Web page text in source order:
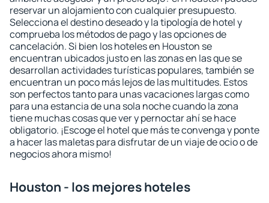
reservar un alojamiento con cualquier presupuesto.
Selecciona el destino deseado y la tipología de hotel y
comprueba los métodos de pago y las opciones de
cancelación. Si bien los hoteles en Houston se
encuentran ubicados justo en las zonas en las que se
desarrollan actividades turísticas populares, también se
encuentran un poco más lejos de las multitudes. Estos
son perfectos tanto para unas vacaciones largas como
para una estancia de una sola noche cuando la zona
tiene muchas cosas que ver y pernoctar ahí se hace
obligatorio. ¡Escoge el hotel que más te convenga y ponte
a hacer las maletas para disfrutar de un viaje de ocio o de
negocios ahora mismo!
Houston - los mejores hoteles